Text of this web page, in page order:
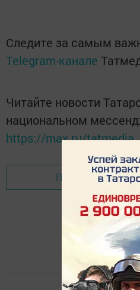
Следите за самым
Telegram-канале
Читайте новости
национальном
https://max.ru/tatmedia
Перейти на